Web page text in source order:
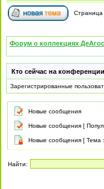
Страница
Форум о коллекциях
Кто сейчас на конференции
Зарегистрированные
Новые сообщения
Новые сообщения [
Новые сообщения [ Тема
Найти: